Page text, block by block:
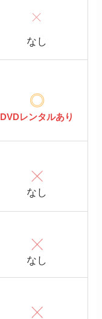
なし
DVDレンタルあり
なし
なし